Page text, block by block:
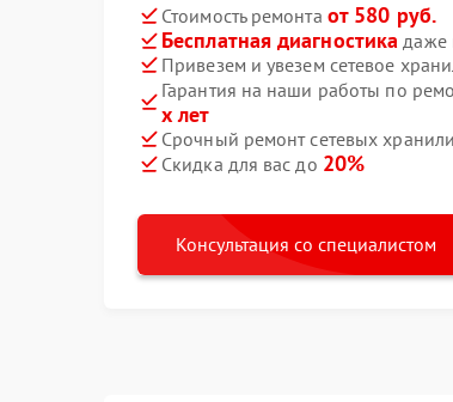
Стоимость ремонта от 580 руб.
Бесплатная диагностика даже
Привезем и увезем сетевое
Гарантия на наши работы по
х лет
Срочный ремонт сетевых
Скидка для вас до 20%
Консультация со специалистом